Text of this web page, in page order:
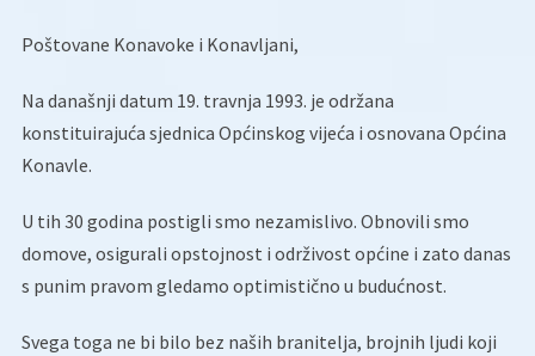
Poštovane Konavoke i Konavljani,
Na današnji datum 19. travnja 1993. je održana
konstituirajuća sjednica Općinskog vijeća i osnovana Općina
Konavle.
U tih 30 godina postigli smo nezamislivo. Obnovili smo
domove, osigurali opstojnost i održivost općine i zato danas
s punim pravom gledamo optimistično u budućnost.
Svega toga ne bi bilo bez naših branitelja, brojnih ljudi koji